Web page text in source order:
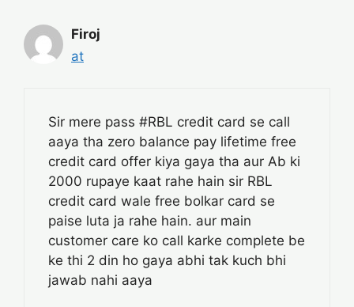
Firoj
at
Sir mere pass #RBL credit card se call
aaya tha zero balance pay lifetime free
credit card offer kiya gaya tha aur Ab ki
2000 rupaye kaat rahe hain sir RBL
credit card wale free bolkar card se
paise luta ja rahe hain. aur main
customer care ko call karke complete be
ke thi 2 din ho gaya abhi tak kuch bhi
jawab nahi aaya